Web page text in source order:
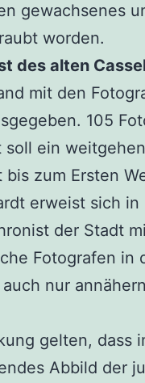
gewachsenes
worden.
des alten
mit den
105
soll ein
zum Ersten
erweist sich in
der Stadt
Fotografen in
nur
gelten, dass
Abbild der